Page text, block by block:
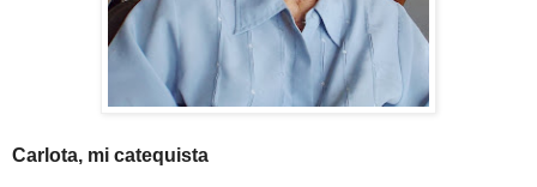
Carlota, mi catequista